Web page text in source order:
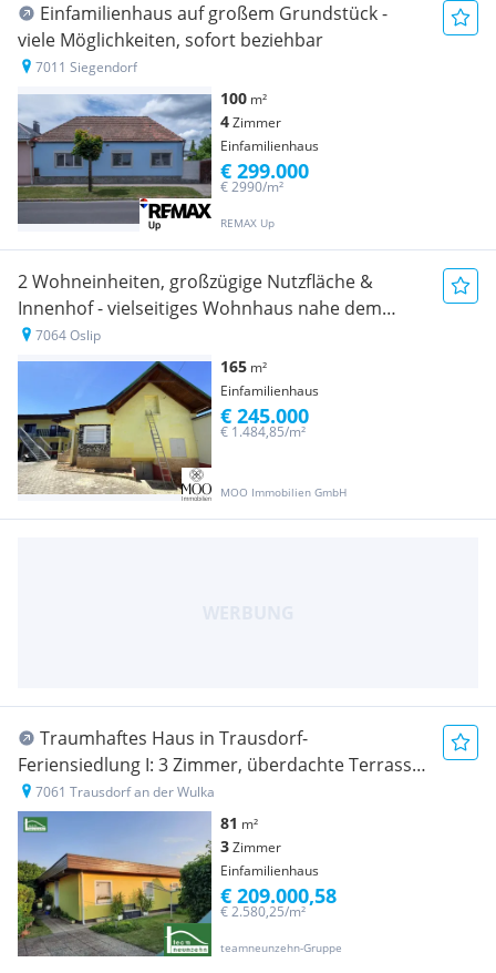
Einfamilienhaus auf großem Grundstück -
viele Möglichkeiten, sofort beziehbar
7011 Siegendorf
100 m²
4Zimmer
Einfamilienhaus
REMAX Up
€ 2990/m²
€ 299.000
2 Wohneinheiten, großzügige Nutzfläche &
Innenhof - vielseitiges Wohnhaus nahe dem
Neusiedler See
7064 Oslip
165 m²
Einfamilienhaus
MOO Immobilien GmbH
€ 1.484,85/m²
€ 245.000
Traumhaftes Haus in Trausdorf-
Feriensiedlung I: 3 Zimmer, überdachte Terrasse,
Pool & Stellplätze für nur 209.000 EUR! - JETZT
ZUSCHLAGEN
7061 Trausdorf an der Wulka
81 m²
3Zimmer
Einfamilienhaus
teamneunzehn-Gruppe
€ 2.580,25/m²
€ 209.000,58